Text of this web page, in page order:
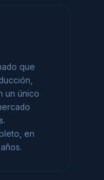
que
un único
en